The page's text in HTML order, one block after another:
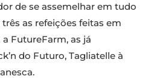
de se assemelhar em tudo
as refeições feitas em
FutureFarm, as já
do Futuro, Tagliatelle à